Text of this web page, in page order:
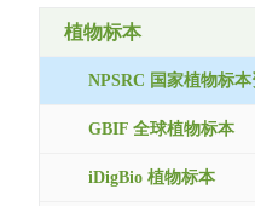
植物标本
NPSRC 国家植物标
GBIF 全球植物标本
iDigBio 植物标本